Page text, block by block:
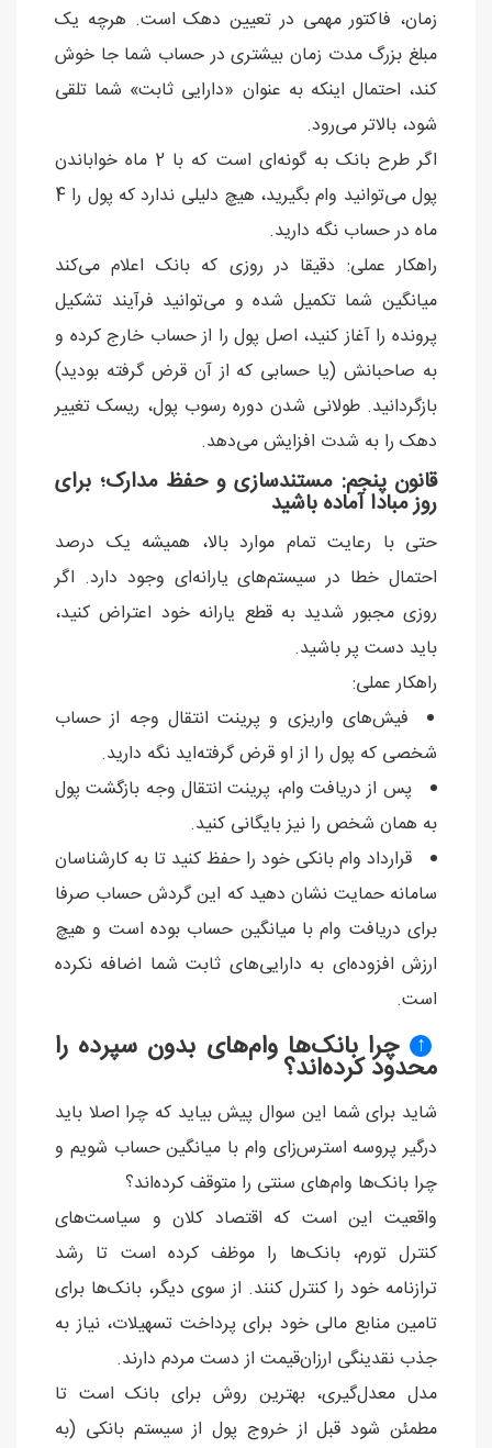
زمان، فاکتور مهمی در تعیین دهک است. هرچه یک
مبلغ بزرگ مدت زمان بیشتری در حساب شما جا خوش
کند، احتمال اینکه به عنوان «دارایی ثابت» شما تلقی
شود، بالاتر می‌رود.
اگر طرح بانک به گونه‌ای است که با 2 ماه خواباندن
پول می‌توانید وام بگیرید، هیچ دلیلی ندارد که پول را 4
ماه در حساب نگه دارید.
راهکار عملی: دقیقا در روزی که بانک اعلام می‌کند
میانگین شما تکمیل شده و می‌توانید فرآیند تشکیل
پرونده را آغاز کنید، اصل پول را از حساب خارج کرده و
به صاحبانش (یا حسابی که از آن قرض گرفته بودید)
بازگردانید. طولانی شدن دوره رسوب پول، ریسک تغییر
دهک را به شدت افزایش می‌دهد.
قانون پنجم: مستندسازی و حفظ مدارک؛ برای
روز مبادا آماده باشید
حتی با رعایت تمام موارد بالا، همیشه یک درصد
احتمال خطا در سیستم‌های یارانه‌ای وجود دارد. اگر
روزی مجبور شدید به قطع یارانه خود اعتراض کنید،
باید دست پر باشید.
راهکار عملی:
فیش‌های واریزی و پرینت انتقال وجه از حساب
شخصی که پول را از او قرض گرفته‌اید نگه دارید.
پس از دریافت وام، پرینت انتقال وجه بازگشت پول
به همان شخص را نیز بایگانی کنید.
قرارداد وام بانکی خود را حفظ کنید تا به کارشناسان
سامانه حمایت نشان دهید که این گردش حساب صرفا
برای دریافت وام با میانگین حساب بوده است و هیچ
ارزش افزوده‌ای به دارایی‌های ثابت شما اضافه نکرده
است.
↑ چرا بانک‌ها وام‌های بدون سپرده را
محدود کرده‌اند؟
شاید برای شما این سوال پیش بیاید که چرا اصلا باید
درگیر پروسه استرس‌زای وام با میانگین حساب شویم و
چرا بانک‌ها وام‌های سنتی را متوقف کرده‌اند؟
واقعیت این است که اقتصاد کلان و سیاست‌های
کنترل تورم، بانک‌ها را موظف کرده است تا رشد
ترازنامه خود را کنترل کنند. از سوی دیگر، بانک‌ها برای
تامین منابع مالی خود برای پرداخت تسهیلات، نیاز به
جذب نقدینگی ارزان‌قیمت از دست مردم دارند.
مدل معدل‌گیری، بهترین روش برای بانک است تا
مطمئن شود قبل از خروج پول از سیستم بانکی (به